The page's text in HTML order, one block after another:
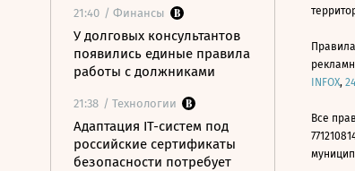
21:40 / Финансы
У долговых консультантов
появились единые правила
работы с должниками
21:38 / Технологии
Адаптация IT-систем под
российские сертификаты
безопасности потребует
INFOX,
Все